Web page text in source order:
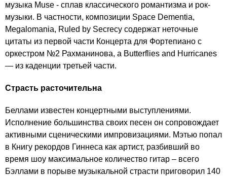
музыка Muse - сплав классического романтизма и рок-
музыки. В частности, композиции Space Dementia,
Megalomania, Ruled by Secrecy содержат неточные
цитаты из первой части Концерта для Фортепиано с
оркестром №2 Рахманинова, а Butterflies and Hurricanes
— из каденции третьей части.
Страсть расточительна
Беллами известен концертными выступлениями.
Исполнение большинства своих песен он сопровождает
активными сценическими импровизациями. Мэтью попал
в Книгу рекордов Гиннеса как артист, разбивший во
время шоу максимальное количество гитар – всего
Бэллами в порыве музыкальной страсти приговорил 140